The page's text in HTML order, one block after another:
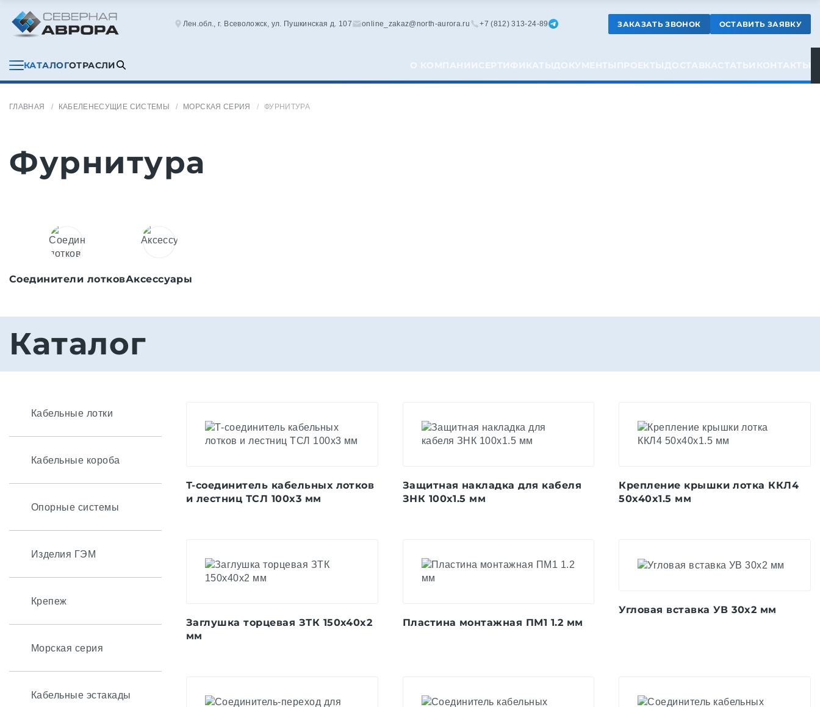
Лен.обл., г. Всеволожск, ул. Пушкинская д. 107 online_zakaz@north-aurora.ru +7 (812) 313-24-89 ЗАКАЗАТЬ ЗВОНОК ОСТАВИТЬ ЗАЯВКУ
КАТАЛОГОТРАСЛИ О КОМПАНИИСЕРТИФИКАТЫДОКУМЕНТЫ ПРОЕКТЫДОСТАВКАСТАТЬИ КОНТАКТЫ
ГЛАВНАЯ КАБЕЛЕНЕСУЩИЕ СИСТЕМЫ МОРСКАЯ СЕРИЯ ФУРНИТУРА
Фурнитура
Соединители лотковАксессуары
Каталог
Кабельные лотки
Кабельные короба
Опорные системы
Изделия ГЭМ
Крепеж
Морская серия
Кабельные эстакады
Т-соединитель кабельных лотков
и лестниц ТСЛ 100x3 мм
Защитная накладка для кабеля
ЗНК 100x1.5 мм
Крепление крышки лотка ККЛ4
50x40x1.5 мм
Заглушка торцевая ЗТК 150x40x2
мм
Пластина монтажная ПМ1 1.2 мм
Угловая вставка УВ 30x2 мм